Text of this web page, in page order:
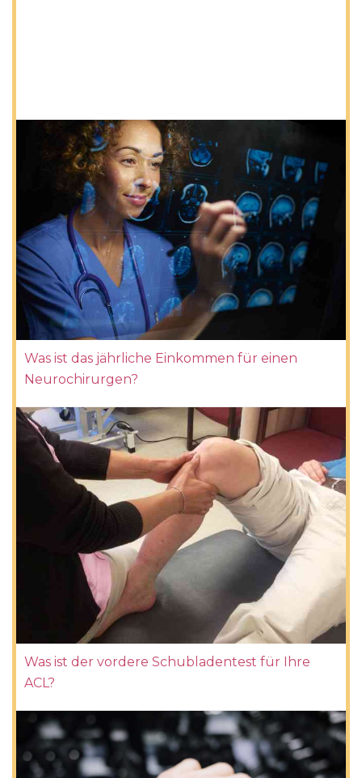
Was ist das jährliche Einkommen für einen
Neurochirurgen?
Was ist der vordere Schubladentest für Ihre
ACL?